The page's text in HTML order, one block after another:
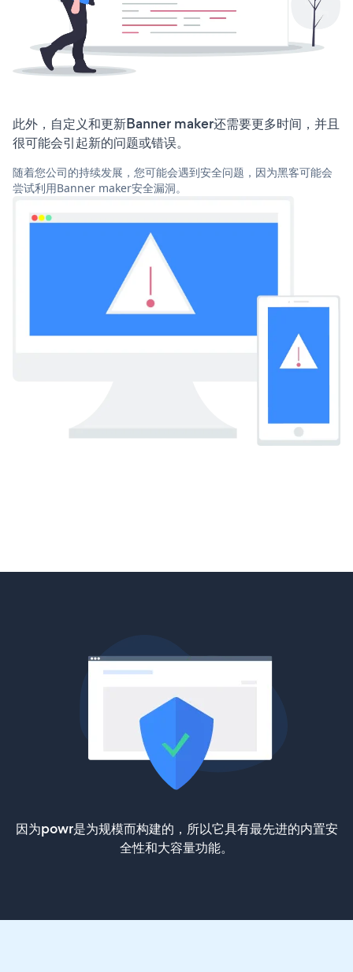
此外，自定义和更新Banner maker还需要更多时间，并且
很可能会引起新的问题或错误。
随着您公司的持续发展，您可能会遇到安全问题，因为黑客可能会
尝试利用Banner maker安全漏洞。
因为powr是为规模而构建的，所以它具有最先进的内置安
全性和大容量功能。